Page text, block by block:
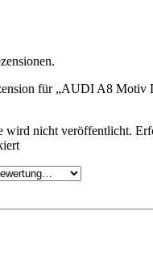
für „AUDI A8 Motiv
wird nicht veröffentlicht.